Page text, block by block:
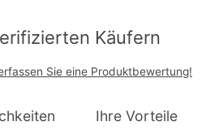
Käufern
Sie eine Produktbewertung!
Ihre Vorteile